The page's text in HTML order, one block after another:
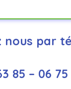
nous par
85 – 06